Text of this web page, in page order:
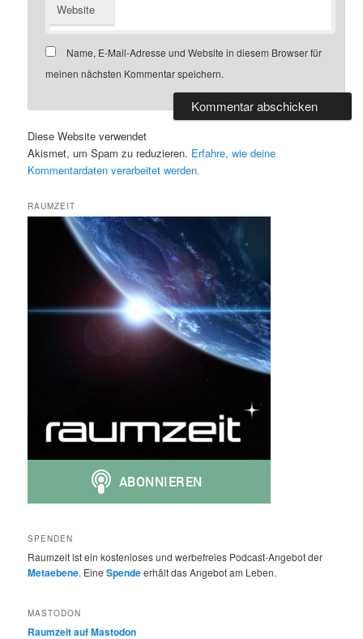
Website
Name, E-Mail-Adresse und Website in diesem Browser für
meinen nächsten Kommentar speichern.
Diese Website verwendet
Akismet, um Spam zu reduzieren. Erfahre, wie deine
Kommentardaten verarbeitet werden.
RAUMZEIT
SPENDEN
Raumzeit ist ein kostenloses und werbefreies Podcast-Angebot der
Metaebene. EineSpendeerhält das Angebot am Leben.
MASTODON
Raumzeit auf Mastodon